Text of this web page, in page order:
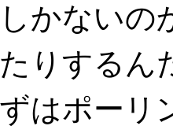
かないの
りするん
はポーリ